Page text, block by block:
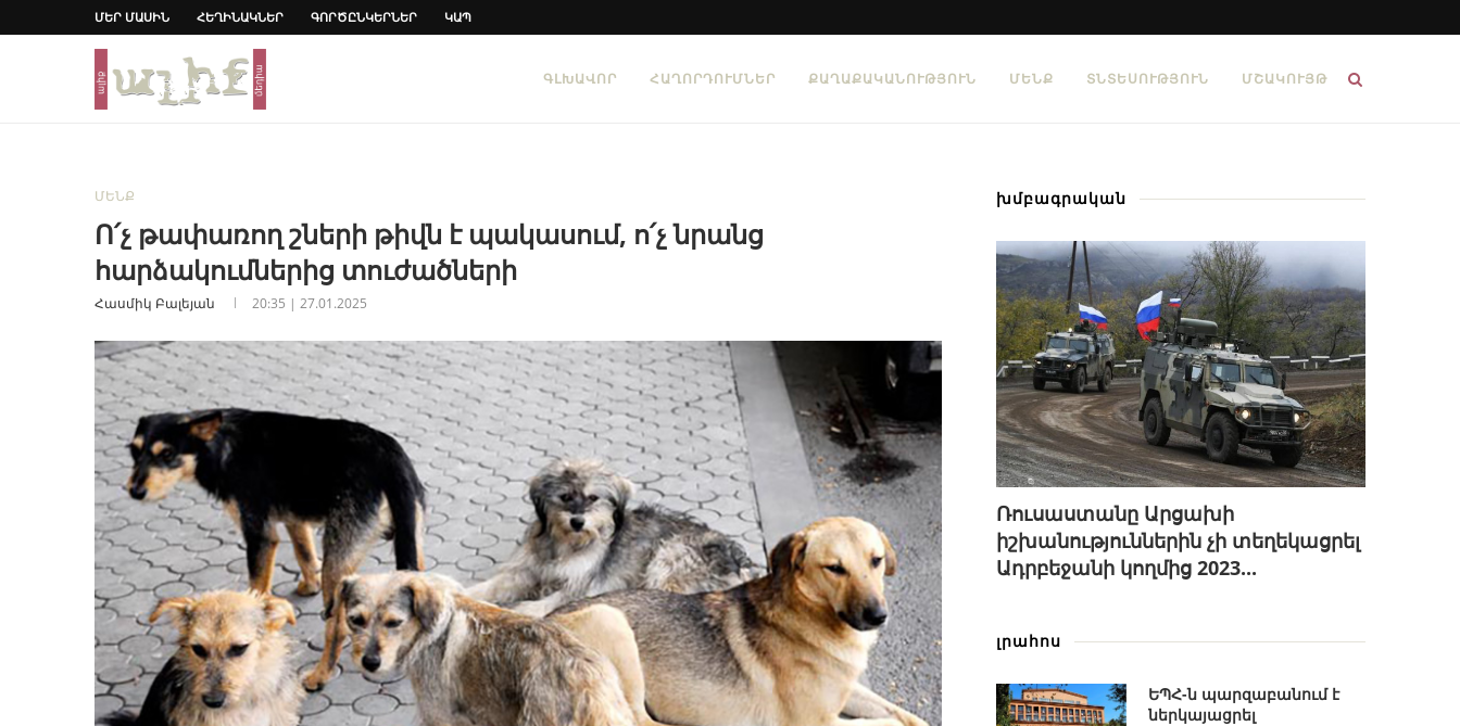
ՄԵՐ ՄԱՍԻՆ ՀԵՂԻՆԱԿՆԵՐ ԳՈՐԾԸՆԿԵՐՆԵՐ ԿԱՊ
ԳԼԽԱՎՈՐ ՀԱՂՈՐԴՈՒՄՆԵՐ ՔԱՂԱՔԱԿԱՆՈՒԹՅՈՒՆ ՄԵՆՔ ՏՆՏԵՍՈՒԹՅՈՒՆ ՄՇԱԿՈՒՅԹ
ՄԵՆՔ
Ո՛չ թափառող շների թիվն է պակասում, ո՛չ նրանց
հարձակումներից տուժածների
Հասմիկ Բալեյան 20:35 | 27.01.2025
խմբագրական
Ռուսաստանը Արցախի
իշխանություններին չի տեղեկացրել
Ադրբեջանի կողմից 2023...
լրահոս
ԵՊՀ-ն պարզաբանում է
ներկայացրել